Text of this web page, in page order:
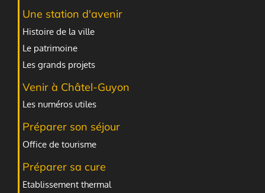
Une station d'avenir
Histoire de la ville
Le patrimoine
Les grands projets
Venir à Châtel-Guyon
Les numéros utiles
Préparer son séjour
Office de tourisme
Préparer sa cure
Etablissement thermal